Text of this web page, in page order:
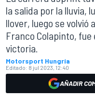
la salida por la lluvia,
llover, luego se volvió
Franco Colapinto,
victoria.
Motorsport Hungría
Editado: 8 jul 2023, 12:40
AÑADIR